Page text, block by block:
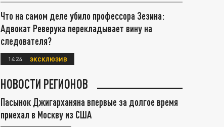
Что на самом деле убило профессора Зезина:
Адвокат Реверука перекладывает вину на
следователя?
14:24 ЭКСКЛЮЗИВ
НОВОСТИ РЕГИОНОВ
Пасынок Джигарханяна впервые за долгое время
приехал в Москву из США